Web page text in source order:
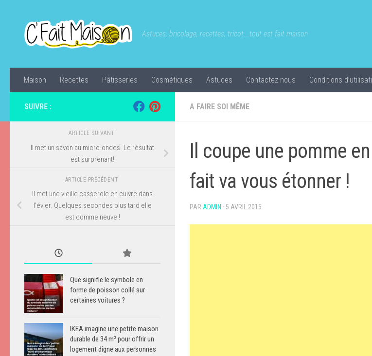
Astuces, bricolage, recettes, tricot...tout est fait maison
Maison Recettes Pâtisseries Cosmétiques Astuces Contactez-nous Conditions
A FAIRE SOI MÊME
Il coupe une pomme
fait va vous étonner !
PAR ADMIN · 5 AVRIL 2015
SUIVRE :
ARTICLE SUIVANT
Il met un savon au micro-ondes. Le résultat
est surprenant!
ARTICLE PRÉCÉDENT
Il met une vieille casserole en cuivre dans
l’évier. Quelques secondes plus tard elle
est comme neuve !
Que signifie le symbole en
forme de poisson collé sur
certaines voitures ?
IKEA imagine une petite maison
durable de 34 m² pour offrir un
logement digne aux personnes